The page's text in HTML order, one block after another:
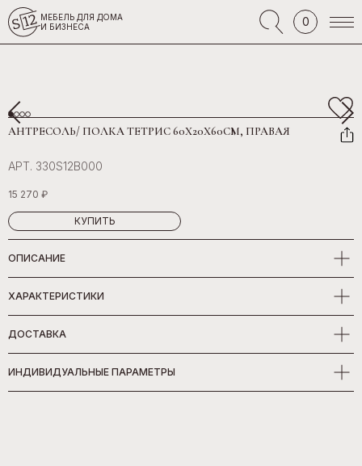
МЕБЕЛЬ ДЛЯ ДОМА
И БИЗНЕСА
0
АНТРЕСОЛЬ/ ПОЛКА ТЕТРИС 60Х20Х60СМ, ПРАВАЯ
АРТ. 330S12B000
15 270 ₽
КУПИТЬ
ОПИСАНИЕ
ХАРАКТЕРИСТИКИ
ДОСТАВКА
ИНДИВИДУАЛЬНЫЕ ПАРАМЕТРЫ